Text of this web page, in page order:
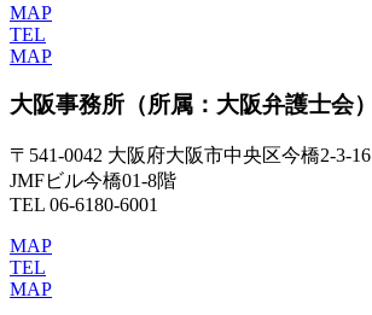
MAP
TEL
MAP
大阪事務所 （所属：大阪弁護士会）
〒541-0042 大阪府大阪市中央区今橋2-3-16
JMFビル今橋01-8階
TEL 06-6180-6001
MAP
TEL
MAP